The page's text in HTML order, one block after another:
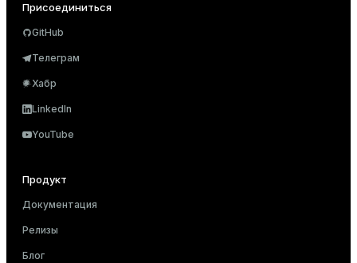
Присоединиться
GitHub
Телеграм
Хабр
LinkedIn
YouTube
Продукт
Документация
Релизы
Блог